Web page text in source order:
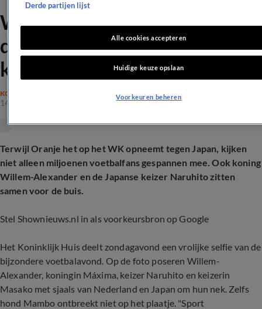
Willem-Alexander kijkt WK-
duel samen met Japanse
keizer: 'Sport verbroedert'
KONINKLIJK HUIS
14 juni 2026, 23:22
Terwijl Oranje het op het WK opneemt tegen Japan, kijken
niet alleen miljoenen voetbalfans gespannen mee. Ook koning
Willem-Alexander en de Japanse keizer Naruhito zitten
samen voor de buis.
Stel Shownieuws.nl in als voorkeursbron op Google
Het Koninklijk Huis deelt zondagavond een vrolijke selfie van de
bijzondere voetbalavond. Op de foto poseren Willem-
Alexander, koningin Máxima, keizer Naruhito en keizerin
Masako met sjaals van Nederland en Japan om hun nek. Zelfs
hond Mambo ontbreekt niet op het plaatje. "Sport
Derde partijen lijst
Alle cookies accepteren
Huidige keuze opslaan
Voorkeuren beheren